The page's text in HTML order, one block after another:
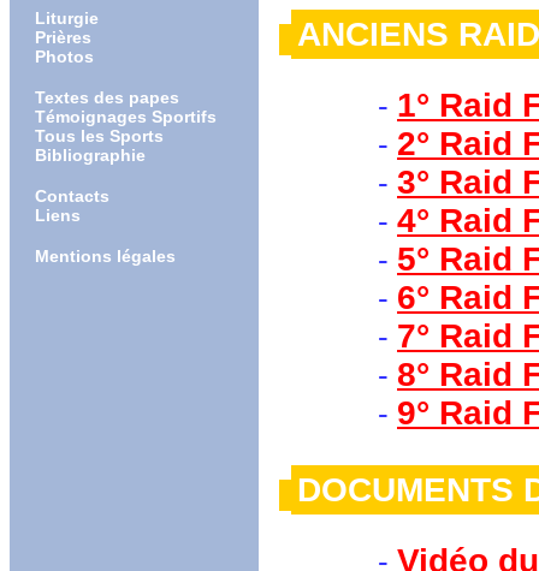
Liturgie
Prières
Photos
Textes des papes
Témoignages Sportifs
Tous les Sports
Bibliographie
Contacts
Liens
Mentions légales
ANCIENS
- 1° Raid
- 2° Raid
- 3° Raid
- 4° Raid
- 5° Raid
- 6° Raid
- 7° Raid
- 8° Raid
- 9° Raid
- Vidéo